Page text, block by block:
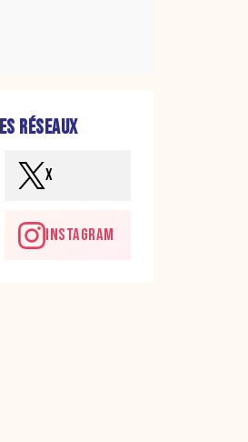
RÉSEAUX
X
INSTAGRAM